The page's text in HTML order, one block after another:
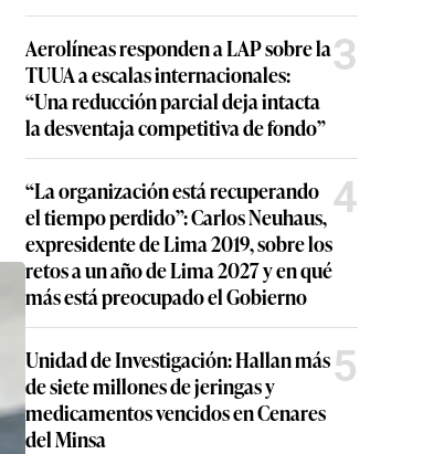
Aerolíneas responden a LAP sobre la
TUUA a escalas internacionales:
“Una reducción parcial deja intacta
la desventaja competitiva de fondo”
3
“La organización está recuperando
el tiempo perdido”: Carlos Neuhaus,
expresidente de Lima 2019, sobre los
retos a un año de Lima 2027 y en qué
más está preocupado el Gobierno
4
Unidad de Investigación: Hallan más
de siete millones de jeringas y
medicamentos vencidos en Cenares
del Minsa
5